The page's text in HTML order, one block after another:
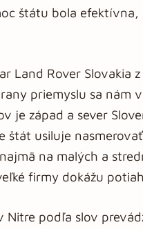
štátu bola
Land Rover Slovakia
priemyslu sa nám
je západ a sever
štát usiluje
na malých a
firmy dokážu
Nitre podľa slov